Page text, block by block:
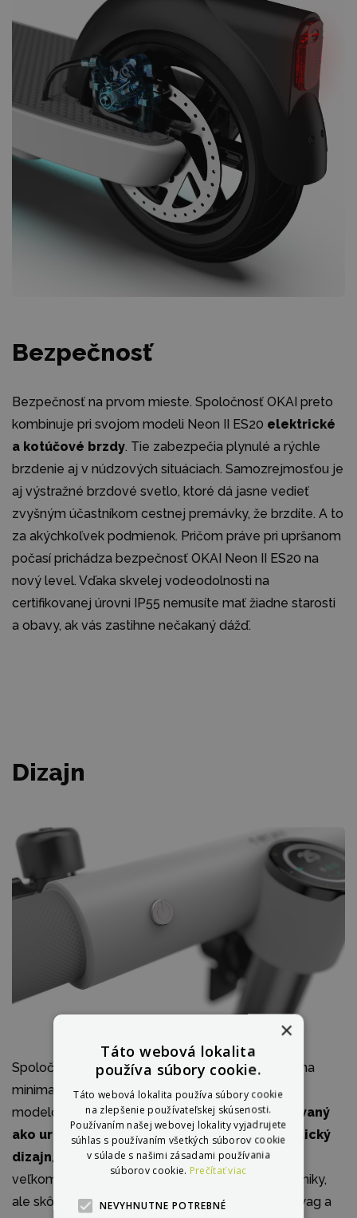
Bezpečnosť
Bezpečnosť na prvom mieste. Spoločnosť OKAI preto
kombinuje pri svojom modeli Neon II ES20 elektrické
a kotúčové brzdy. Tie zabezpečia plynulé a rýchle
brzdenie aj v núdzových situáciach. Samozrejmosťou je
aj výstražné brzdové svetlo, ktoré dá jasne vedieť
zvyšným účastníkom cestnej premávky, že brzdíte. A to
za akýchkoľvek podmienok. Pričom práve pri upršanom
počasí prichádza bezpečnosť OKAI Neon II ES20 na
nový level. Vďaka skvelej vodeodolnosti na
certifikovanej úrovni IP55 nemusíte mať žiadne starosti
a obavy, ak vás zastihne nečakaný dážď.
Dizajn
Spoločnosť OKAI stavila pri modeli Neon II ES20 na
minimalizmus, rovnako ako pri všetkých svojich
modeloch. Predsa len je tento modelprezentovaný
ako urbanistický a k nemu patrí aj minimalistický
dizajn, ktorý zapadne do moderného prostredia
veľkomesta. Preto nečakajte veľa priznanej techniky,
ale skôr hladké línie. K tomu svetlá, ktoré majú swag a
×
Táto webová lokalita
používa súbory cookie.
Táto webová lokalita používa súbory cookie
na zlepšenie používateľskej skúsenosti.
Používaním našej webovej lokality vyjadrujete
súhlas s používaním všetkých súborov cookie
v súlade s našimi zásadami používania
súborov cookie. Prečítať viac
NEVYHNUTNE POTREBNÉ